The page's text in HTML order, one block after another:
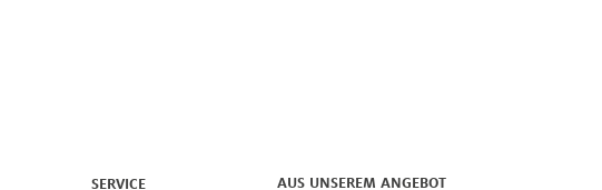
SERVICE AUS UNSEREM ANGEBOT